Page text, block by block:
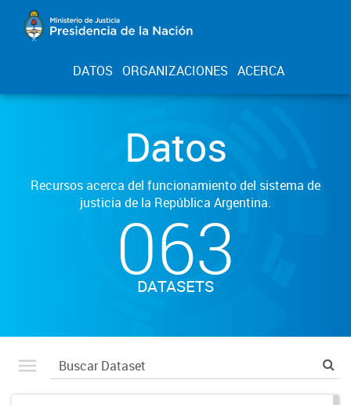
DATOS ORGANIZACIONES ACERCA
Datos
Recursos acerca del funcionamiento del sistema de
justicia de la República Argentina.
063
DATASETS